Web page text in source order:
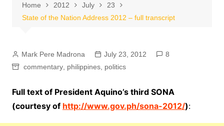
Home 2012 July
23
State of the Nation Address 2012 – full transcript
Mark Pere Madrona July 23, 2012
8
commentary, philippines, politics
Full text of President Aquino’s third SONA
(courtesy of http://www.gov.ph/sona-2012/):